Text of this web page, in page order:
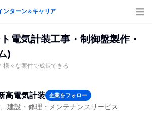
ンターン＆キャリア
電気計装工事・制御盤製作・
)
様々な案件で成長できる
高電気計装 企業をフォロー
建設・修理・メンテナンスサービス